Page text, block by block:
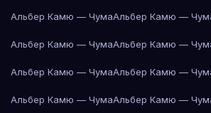
Альбер Камю — ЧумаАльбер Камю —
Альбер Камю — ЧумаАльбер Камю —
Альбер Камю — ЧумаАльбер Камю —
Альбер Камю — ЧумаАльбер Камю —